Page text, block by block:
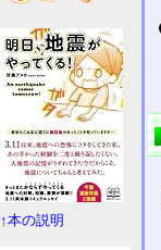
↑本の説明